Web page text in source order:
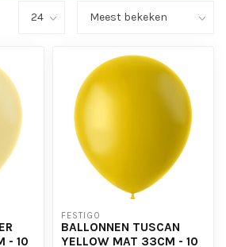
- 10
FESTIGO
BALLONNEN TUSCAN
YELLOW MAT 33CM - 10